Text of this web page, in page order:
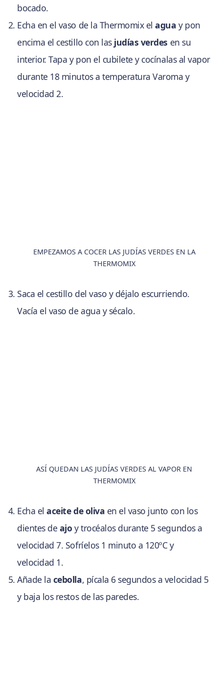
bocado.
Echa en el vaso de la Thermomix elagua y pon
encima el cestillo con las judías verdes en su
interior. Tapa y pon el cubilete y cocínalas al vapor
durante 18 minutos a temperatura Varoma y
velocidad 2.
EMPEZAMOS A COCER LAS JUDÍAS VERDES EN LA
THERMOMIX
Saca el cestillo del vaso y déjalo escurriendo.
Vacía el vaso de agua y sécalo.
ASÍ QUEDAN LAS JUDÍAS VERDES AL VAPOR EN
THERMOMIX
Echa elaceite de oliva en el vaso junto con los
dientes de ajo y trocéalos durante 5 segundos a
velocidad 7. Sofríelos 1 minuto a 120ºC y
velocidad 1.
Añade la cebolla, pícala 6 segundos a velocidad 5
y baja los restos de las paredes.